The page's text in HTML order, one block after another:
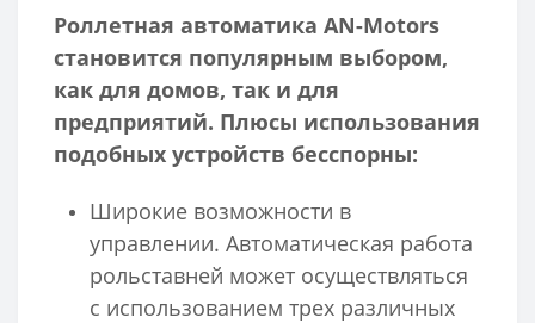
Роллетная автоматика AN-Motors
становится популярным выбором,
как для домов, так и для
предприятий. Плюсы использования
подобных устройств бесспорны:
Широкие возможности в
управлении. Автоматическая работа
рольставней может осуществляться
с использованием трех различных